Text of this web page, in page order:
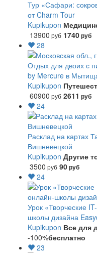
Тур «Сафари:
от Charm Tour
Kupikupon
13900 руб 1740руб
28
Отдых для двоих с
by Mercure в
Kupikupon
60900 руб 2611 руб
24
Расклад на картах
Вишневецкой
Kupikupon Другие
3500 руб 90руб
24
Урок «Творческие
школы дизайна
Kupikupon Все для
-100%бесплатно
23